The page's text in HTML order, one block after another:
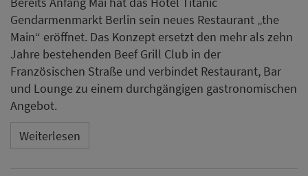
Gendarmenmarkt Berlin sein neues Restaurant „the
Main“ eröffnet. Das Konzept ersetzt den mehr als zehn
Jahre bestehenden Beef Grill Club in der
Französischen Straße und verbindet Restaurant, Bar
und Lounge zu einem durchgängigen gastronomischen
Angebot.
Weiterlesen